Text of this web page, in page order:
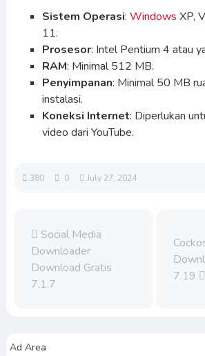
Sistem Operasi: Windows XP,
11.
Prosesor: Intel Pentium 4 atau
RAM: Minimal 512 MB.
Penyimpanan: Minimal 50 MB
instalasi.
Koneksi Internet: Diperlukan
video dari YouTube.
380 0 July 27, 2024
Social Media
Downloader
Download Gratis
7.1.7
7.19
Ad Area